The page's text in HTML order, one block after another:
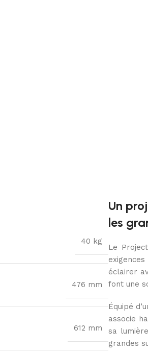
40 kg
476 mm
612 mm
Un
les
Le
éclairer
font une
Équipé
associe
sa
grandes